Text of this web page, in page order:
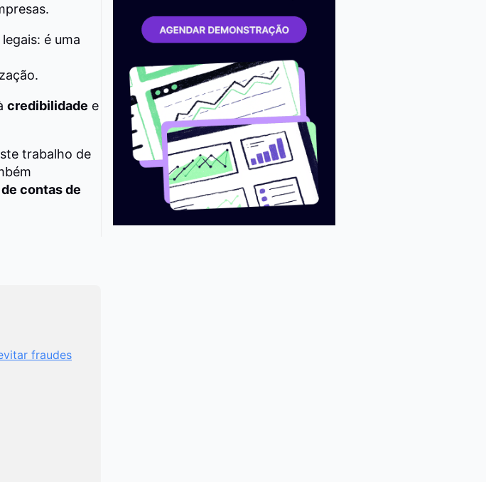
é uma
credibilidade e
trabalho de
contas de
fraudes